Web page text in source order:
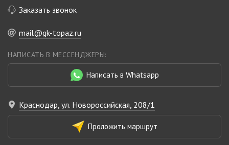
Заказать звонок
mail@gk-topaz.ru
НАПИСАТЬ В МЕССЕНДЖЕРЫ:
Написать в Whatsapp
Краснодар, ул. Новороссийская, 208/1
Проложить маршрут